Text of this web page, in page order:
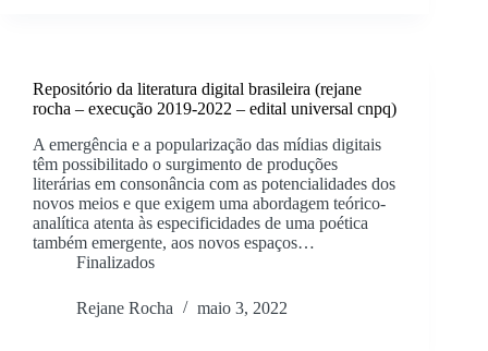
Repositório da literatura digital brasileira (rejane
rocha – execução 2019-2022 – edital universal cnpq)
A emergência e a popularização das mídias digitais
têm possibilitado o surgimento de produções
literárias em consonância com as potencialidades dos
novos meios e que exigem uma abordagem teórico-
analítica atenta às especificidades de uma poética
também emergente, aos novos espaços…
Finalizados
Rejane Rocha maio 3, 2022